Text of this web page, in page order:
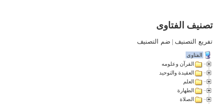
تصنيف الفتاوى
تفريع التصنيف | ضم التصنيف
الفتاوى
القرآن وعلومه
العقيدة والتوحيد
العلم
الطهارة
الصلاة